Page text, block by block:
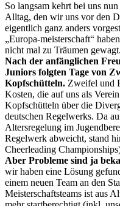
So langsam kehrt bei uns
Alltag, den wir uns vor den
eigentlich ganz anders
„Europa-meisterschaft“
nicht mal zu Träumen gewagt.
Nach der anfänglichen
Juniors folgten Tage von
Kopfschütteln. Zweifel und
Kosten, die auf uns als
Kopfschütteln über die
deutschen Regelwerks. Da
Altersregelung im
Regelwerk abweicht, stand
Cheerleading
Aber Probleme sind ja
wir haben eine Lösung
einem neuen Team an den
Meisterschaftsteams ist aus